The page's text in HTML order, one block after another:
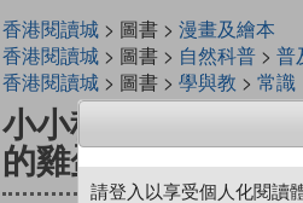
香港閱讀城> 圖書 > 漫畫及繪本
香港閱讀城> 圖書 > 自然科普> 普
香港閱讀城> 圖書 > 學與教 > 常識
小小科學家（第三
的雞蛋 An
請登入以享受個人化閱讀